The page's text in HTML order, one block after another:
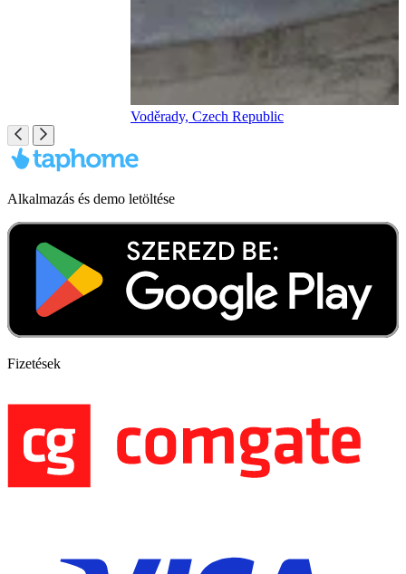
Voděrady, Czech Republic
Alkalmazás és demo letöltése
Fizetések